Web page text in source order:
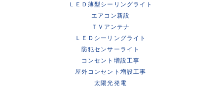
ＬＥＤ薄型シーリングライト
エアコン新設
ＴＶアンテナ
ＬＥＤシーリングライト
防犯センサーライト
コンセント増設工事
屋外コンセント増設工事
太陽光発電